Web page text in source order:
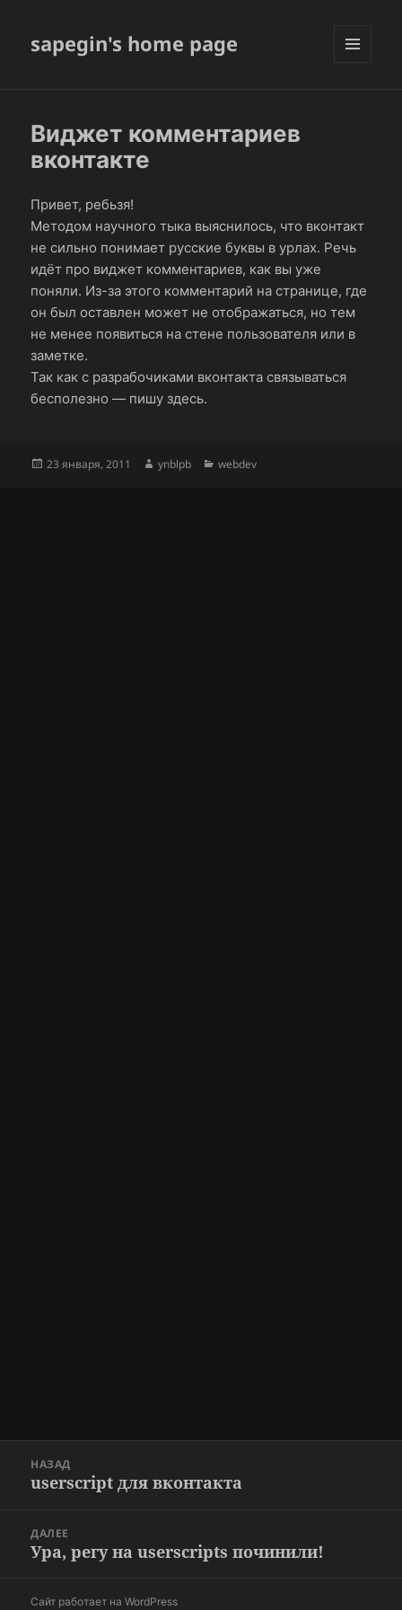
sapegin's home page
Виджет комментариев
вконтакте
Привет, ребьзя!
Методом научного тыка выяснилось, что вконтакт
не сильно понимает русские буквы в урлах. Речь
идёт про виджет комментариев, как вы уже
поняли. Из-за этого комментарий на странице, где
он был оставлен может не отображаться, но тем
не менее появиться на стене пользователя или в
заметке.
Так как с разрабочиками вконтакта связываться
бесполезно — пишу здесь.
Опубликовано
23 января, 2011 Автор
ynblpb Рубрики
webdev
записям
НАЗАД
Предыдущая
userscript для вконтакта
ДАЛЕЕ
Следующая
Ура, регу на userscripts починили!
Сайт работает на WordPress